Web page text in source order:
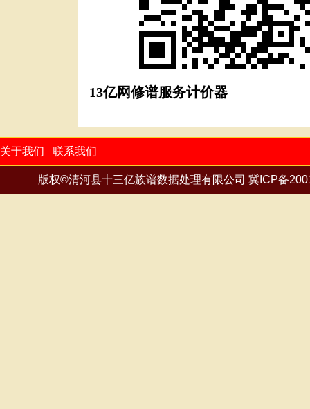
13亿网修谱服务计价器
关于我们 联系我们
版权©清河县十三亿族谱数据处理有限公司 冀ICP备